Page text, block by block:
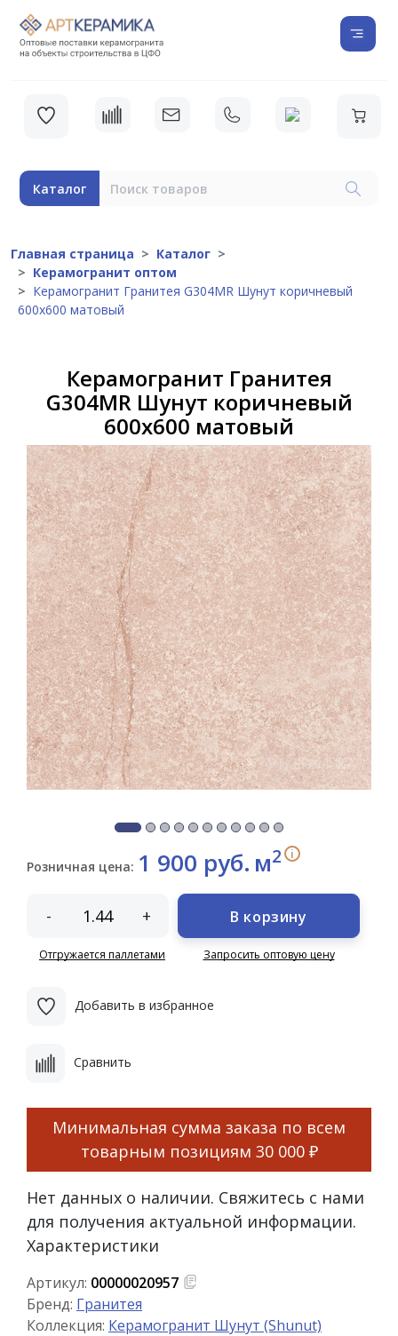
Каталог
Главная страница
Каталог
Керамогранит оптом
Керамогранит Гранитея G304МR Шунут коричневый
600x600 матовый
Керамогранит Гранитея
G304МR Шунут коричневый
600x600 матовый
Розничная цена: 1 900 руб. м2 i
- +
Отгружается паллетами
В корзину
Запросить оптовую цену
Добавить в избранное
Сравнить
Минимальная сумма заказа по всем
товарным позициям 30 000 ₽
Нет данных о наличии. Свяжитесь с нами
для получения актуальной информации.
Характеристики
Артикул: 00000020957
Бренд: Гранитея
Коллекция: Керамогранит Шунут (Shunut)